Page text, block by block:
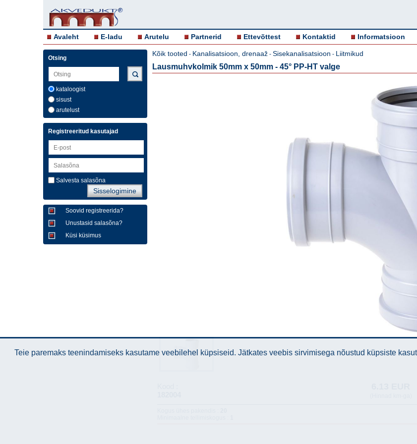
Avaleht E-ladu Arutelu Partnerid Ettevõttest Kontaktid Informatsioon
Otsing
kataloogist
sisust
arutelust
Registreeritud kasutajad
Salvesta salasõna
Soovid registreerida?
Unustasid salasõna?
Küsi küsimus
Kõik tooted - Kanalisatsioon, drenaaž - Sisekanalisatsioon - Liitmikud
Lausmuhvkolmik 50mm x 50mm - 45° PP-HT valge
Teie paremaks teenindamiseks kasutame veebilehel küpsiseid. Jätkates veebis sirvimisega nõustud küpsiste